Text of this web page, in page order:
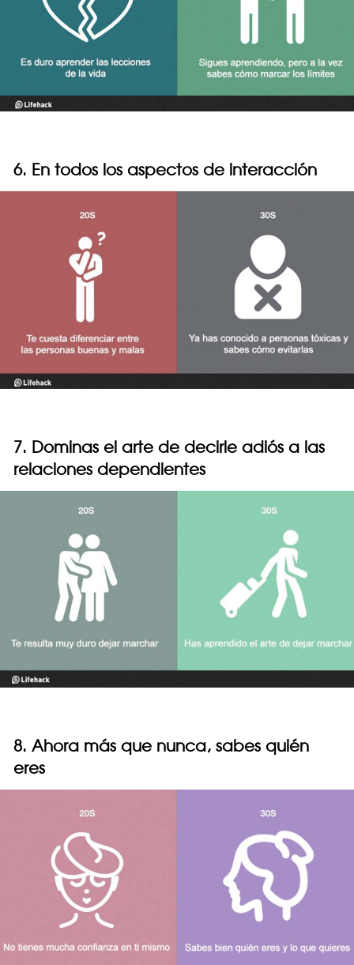
6. En todos los aspectos de interacción
7. Dominas el arte de decirle adiós a las
relaciones dependientes
8. Ahora más que nunca, sabes quién
eres